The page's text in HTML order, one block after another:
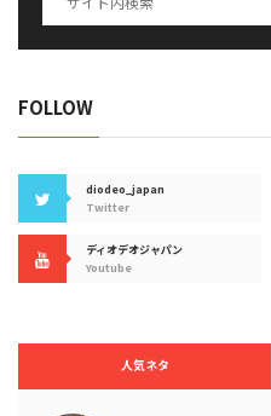
FOLLOW
diodeo_japan
Twitter
ディオデオジャパン
Youtube
人気ネタ